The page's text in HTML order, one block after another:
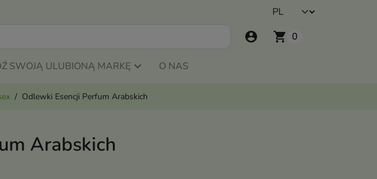
account_circle shopping_cart 0
SWOJĄ ULUBIONĄ MARKĘ O NAS
Odlewki Esencji Perfum Arabskich
Arabskich